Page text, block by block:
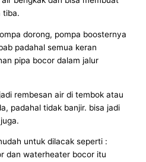
tiba.
dorong, pompa boosternya
padahal semua keran
pipa bocor dalam jalur
rembesan air di tembok atau
padahal tidak banjir. bisa jadi
untuk dilacak seperti :
dan waterheater bocor itu